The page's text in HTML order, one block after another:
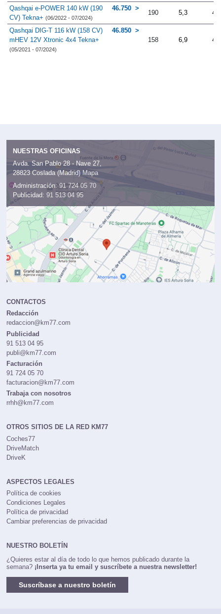
Qashqai e-POWER 140 kW (190
CV) Tekna+ (06/2022 - 07/2024)
46.750
190 5,3
Qashqai DIG-T 116 kW (158 CV)
mHEV 12V Xtronic 4x4 Tekna+
(05/2021 - 07/2024)
46.850
158
6,9
NUESTRAS OFICINAS
Avda. San Pablo 28 - Nave 27,
28823 Coslada (Madrid) Mapa
Administración: 91 724 05 70
Publicidad: 91 513 04 95
CONTACTOS
Redacción
redaccion@km77.com
Publicidad
91 513 04 95
publi@km77.com
Facturación
91 724 05 70
facturacion@km77.com
Trabaja con nosotros
rrhh@km77.com
OTROS SITIOS DE LA RED KM77
Coches77
DriveMatch
DriveK
ASPECTOS LEGALES
Política de cookies
Condiciones Legales
Política de privacidad
Cambiar preferencias de privacidad
NUESTRO BOLETÍN
¿Quieres estar al día de todo lo que hemos publicado durante la
semana? ¡Inserta ya tu email y suscríbete a nuestra newsletter!
Suscríbase a nuestro boletín